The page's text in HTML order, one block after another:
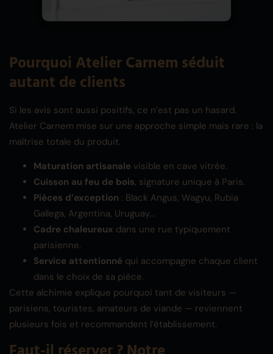
Pourquoi Atelier Carnem séduit
autant de clients
Si les avis sont aussi positifs, ce n’est pas un hasard.
Atelier Carnem mise sur une approche simple mais rare : la
maîtrise totale du produit.
Maturation artisanale visible en cave vitrée.
Cuisson au feu de bois, signature unique à Paris.
Pièces d’exception : Black Angus, Wagyu, Rubia
Gallega, Argentina, Uruguay…
Cadre chaleureux dans une rue typiquement
parisienne.
Service attentionné qui accompagne chaque client
dans le choix de sa pièce.
Cette alchimie explique pourquoi tant de visiteurs —
parisiens, touristes, amateurs de viande — reviennent
plusieurs fois et recommandent l’établissement.